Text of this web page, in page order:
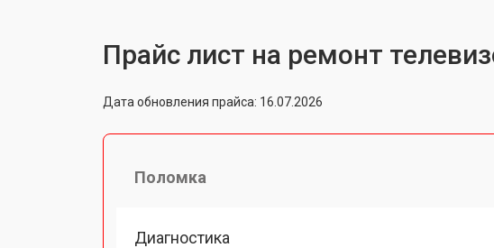
Прайс лист на ремонт
Дата обновления прайса: 16.07.2026
Поломка
Диагностика